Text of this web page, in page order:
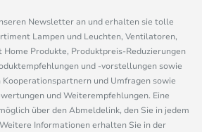
Newsletter an und erhalten sie tolle
Lampen und Leuchten, Ventilatoren,
Produkte, Produktpreis-Reduzierungen
und -vorstellungen sowie
und Umfragen sowie
und Weiterempfehlungen. Eine
über den Abmeldelink, den Sie in jedem
Informationen erhalten Sie in der